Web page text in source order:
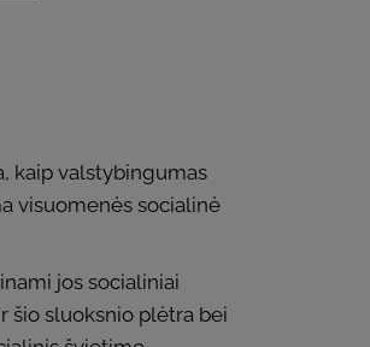
kaip valstybingumas
visuomenės socialinė
jos socialiniai
šio sluoksnio plėtra bei